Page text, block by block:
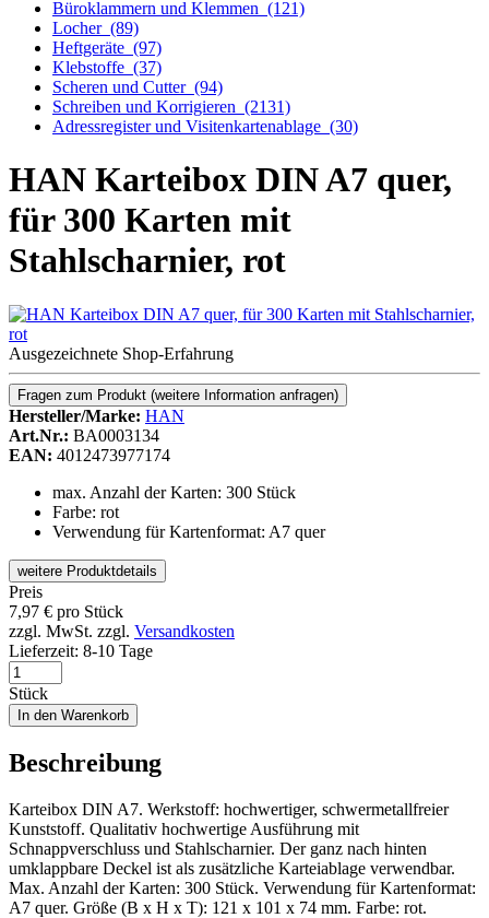
Büroklammern und Klemmen (121)
Locher (89)
Heftgeräte (97)
Klebstoffe (37)
Scheren und Cutter (94)
Schreiben und Korrigieren (2131)
Adressregister und Visitenkartenablage (30)
HAN Karteibox DIN A7 quer,
für 300 Karten mit
Stahlscharnier, rot
Ausgezeichnete Shop-Erfahrung
Fragen zum Produkt (weitere Information anfragen)
Hersteller/Marke: HAN
Art.Nr.: BA0003134
EAN: 4012473977174
max. Anzahl der Karten: 300 Stück
Farbe: rot
Verwendung für Kartenformat: A7 quer
weitere Produktdetails
Preis
7,97 € pro Stück
zzgl. MwSt. zzgl. Versandkosten
Lieferzeit: 8-10 Tage
Stück
In den Warenkorb
Beschreibung
Karteibox DIN A7. Werkstoff: hochwertiger, schwermetallfreier
Kunststoff. Qualitativ hochwertige Ausführung mit
Schnappverschluss und Stahlscharnier. Der ganz nach hinten
umklappbare Deckel ist als zusätzliche Karteiablage verwendbar.
Max. Anzahl der Karten: 300 Stück. Verwendung für Kartenformat:
A7 quer. Größe (B x H x T): 121 x 101 x 74 mm. Farbe: rot.